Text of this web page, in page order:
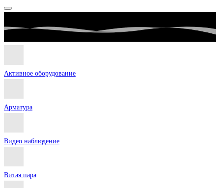
Активное оборудование
Арматура
Видео наблюдение
Витая пара